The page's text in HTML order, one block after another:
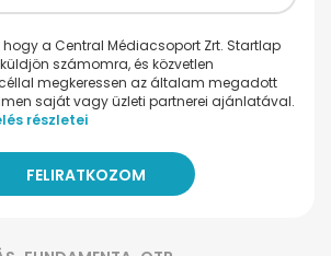
hogy a Central Médiacsoport Zrt. Startlap
számomra, és közvetlen
megkeressen az általam megadott
saját vagy üzleti partnerei ajánlatával.
részletei